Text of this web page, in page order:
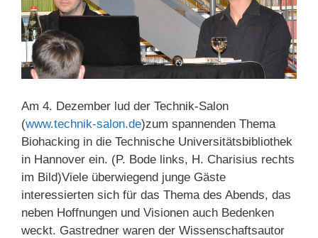
Am 4. Dezember lud der Technik-Salon
(www.technik-salon.de)zum spannenden Thema
Biohacking in die Technische Universitätsbibliothek
in Hannover ein. (P. Bode links, H. Charisius rechts
im Bild)Viele überwiegend junge Gäste
interessierten sich für das Thema des Abends, das
neben Hoffnungen und Visionen auch Bedenken
weckt. Gastredner waren der Wissenschaftsautor